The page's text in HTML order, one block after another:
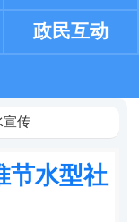
政民互动
宣传
节水型社